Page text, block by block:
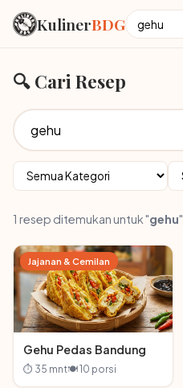
KulinerBDG
🔍 Cari Resep
1 resep ditemukan untuk "gehu"
Jajanan & Cemilan
Gehu Pedas Bandung
⏱ 35 mnt🍽 10 porsi